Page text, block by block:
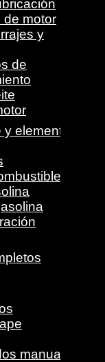
de motor
y
de
elementos
manuales